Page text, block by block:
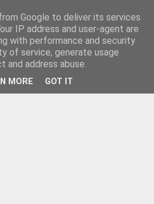
Google to deliver its services
IP address and user-agent are
with performance and security
of service, generate usage
address abuse.
MORE GOT IT